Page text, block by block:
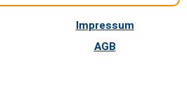
Impressum
AGB